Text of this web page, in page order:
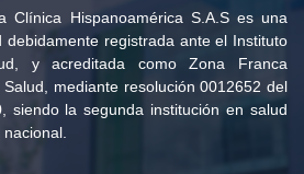
Clínica Hispanoamérica S.A.S es una
debidamente registrada ante el Instituto
y acreditada como Zona Franca
mediante resolución 0012652 del
siendo la segunda institución en salud